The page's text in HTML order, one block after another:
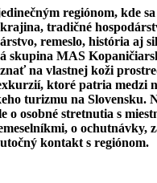
regiónom, kde
tradičné
remeslo, história aj
skupina MAS
na vlastnej koži
ktoré patria medzi
turizmu na Slovensku.
o osobné stretnutia s
o ochutnávky,
kontakt s regiónom.